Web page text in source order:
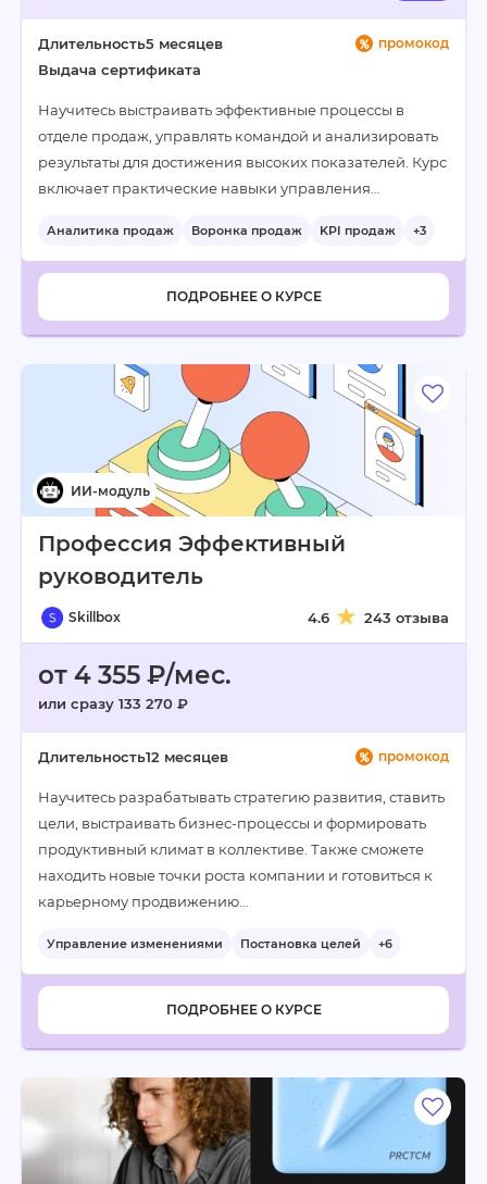
промокод
Длительность5 месяцев
Выдача сертификата
Научитесь выстраивать эффективные процессы в
отделе продаж, управлять командой и анализировать
результаты для достижения высоких показателей. Курс
включает практические навыки управления…
Аналитика продаж Воронка продаж KPI продаж +3
ПОДРОБНЕЕ О КУРСЕ
Профессия Эффективный
руководитель
Skillbox 4.6 243 отзыва
от 4 355 ₽/мес.
или сразу 133 270 ₽
промокод
Длительность12 месяцев
Научитесь разрабатывать стратегию развития, ставить
цели, выстраивать бизнес-процессы и формировать
продуктивный климат в коллективе. Также сможете
находить новые точки роста компании и готовиться к
карьерному продвижению…
Управление изменениями Постановка целей +6
ПОДРОБНЕЕ О КУРСЕ